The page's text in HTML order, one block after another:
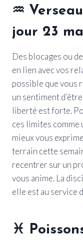
♒ Verseau
jour 23
Des blocages ou
en lien avec vos
possible que vous
un sentiment
liberté est forte.
ces limites comme
mieux vous
terrain cette
recentrer sur un
vous anime. La
elle est au service
♓